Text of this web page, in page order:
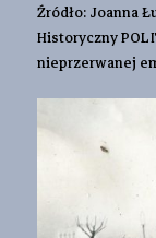
Źródło: Joanna
Historyczny
nieprzerwanej